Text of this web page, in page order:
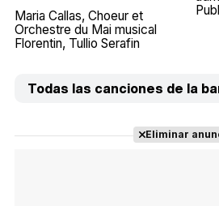
Maria Callas Choeur et
Orchestre du Mai musical
Florentin Tullio Serafin
Todas las canciones de la
Eliminar